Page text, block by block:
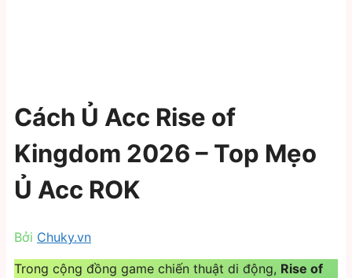
Cách Ủ Acc Rise of
Kingdom 2026 – Top Mẹo
Ủ Acc ROK
Bởi Chuky.vn
Trong cộng đồng game chiến thuật di động, Rise of